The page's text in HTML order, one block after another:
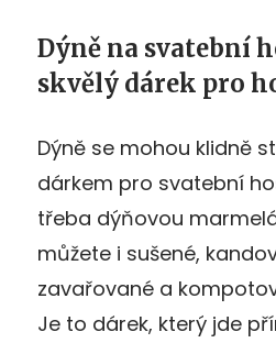
Dýně na svatební
skvělý dárek pro
Dýně se mohou klidně
dárkem pro svatební
třeba dýňovou
můžete i sušené,
zavařované a
Je to dárek, který jde